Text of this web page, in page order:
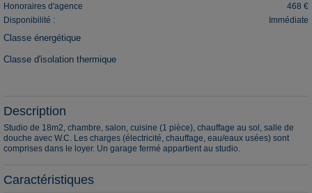
Honoraires d'agence
468 €
Disponibilité :
Immédiate
Classe énergétique
Classe d'isolation thermique
Description
Studio de 18m2, chambre, salon, cuisine (1 pièce), chauffage au sol, salle de
douche avec W.C. Les charges (électricité, chauffage, eau/eaux usées) sont
comprises dans le loyer. Un garage fermé appartient au studio.
Caractéristiques